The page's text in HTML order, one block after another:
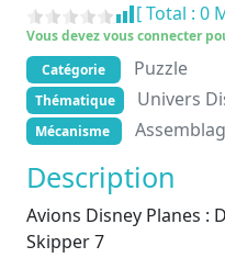
[ Total : 0
Vous devez vous connecter
Catégorie
Puzzle
Thématique Univers
Mécanisme
Description
Avions Disney Planes :
Skipper 7